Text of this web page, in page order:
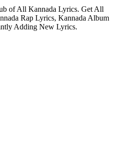
of All Kannada Lyrics. Get All
Rap Lyrics, Kannada Album
Adding New Lyrics.